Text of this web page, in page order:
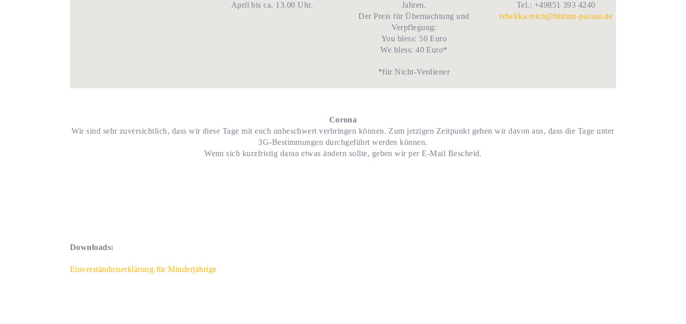
April bis ca. 13.00 Uhr.
Jahren.
Der Preis für Übernachtung und
Verpflegung:
You bless: 50 Euro
We bless: 40 Euro*
*für Nicht-Verdiener
Tel.: +49851 393 4240
rebekka.reich@bistum-passau.de
Corona
Wir sind sehr zuversichtlich, dass wir diese Tage mit euch unbeschwert verbringen können. Zum jetzigen Zeitpunkt gehen wir davon aus, dass die Tage unter
3G-Bestimmungen durchgeführt werden können.
Wenn sich kurzfristig daran etwas ändern sollte, geben wir per E-Mail Bescheid.
Downloads:
Einverständniserklärung für Minderjährige